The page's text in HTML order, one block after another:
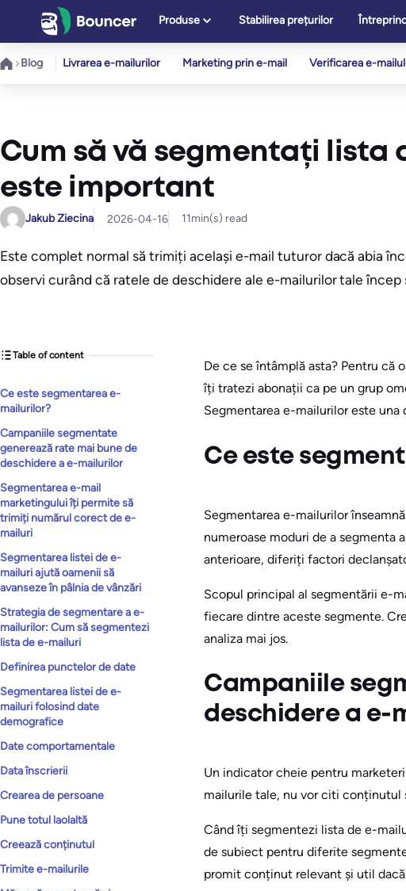
conținut
Produse Stabilirea prețurilor
Blog Livrarea e-mailurilor Marketing prin e-mail Verificarea e-
Cum să vă segmentați lista
este important
Jakub Ziecina 2026-04-16 11min(s) read
Este complet normal să trimiți același e-mail tuturor dacă abia
observi curând că ratele de deschidere ale e-mailurilor tale încep
Table of content
Ce este segmentarea e-
mailurilor?
Campaniile segmentate
generează rate mai bune de
deschidere a e-mailurilor
Segmentarea e-mail
marketingului îți permite să
trimiți numărul corect de e-
mailuri
Segmentarea listei de e-
mailuri ajută oamenii să
avanseze în pâlnia de vânzări
Strategia de segmentare a e-
mailurilor: Cum să segmentezi
lista de e-mailuri
Definirea punctelor de date
Segmentarea listei de e-
mailuri folosind date
demografice
Date comportamentale
Data înscrierii
Crearea de persoane
Pune totul laolaltă
Creează conținutul
Trimite e-mailurile
De ce se întâmplă asta? Pentru
îți tratezi abonații ca pe un grup
Segmentarea e-mailurilor este
Ce este
Segmentarea e-mailurilor
numeroase moduri de a segmenta
anterioare, diferiți factori
Scopul principal al segmentării e-
fiecare dintre aceste segmente.
analiza mai jos.
Campaniile
deschidere a e-
Un indicator cheie pentru
mailurile tale, nu vor citi conținutul
Când îți segmentezi lista de e-
de subiect pentru diferite
promit conținut relevant și util